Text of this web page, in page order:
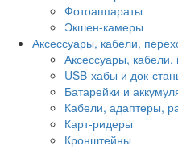
Фотоаппараты
Экшен-камеры
Аксессуары, кабели,
Аксессуары, кабели,
USB-хабы и док-
Батарейки и
Кабели, адаптеры,
Карт-ридеры
Кронштейны